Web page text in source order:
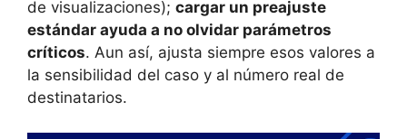
de visualizaciones); cargar un preajuste
estándar ayuda a no olvidar parámetros
críticos. Aun así, ajusta siempre esos valores a
la sensibilidad del caso y al número real de
destinatarios.